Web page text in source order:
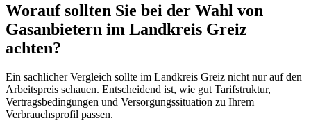
Worauf sollten Sie bei der Wahl von
Gasanbietern im Landkreis Greiz
achten?
Ein sachlicher Vergleich sollte im Landkreis Greiz nicht nur auf den
Arbeitspreis schauen. Entscheidend ist, wie gut Tarifstruktur,
Vertragsbedingungen und Versorgungssituation zu Ihrem
Verbrauchsprofil passen.